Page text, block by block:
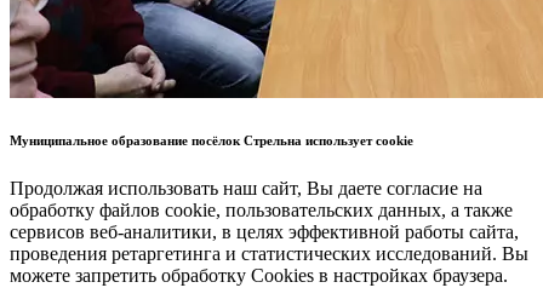
Муниципальное образование посёлок Стрельна использует cookie
Продолжая использовать наш сайт, Вы даете согласие на
обработку файлов cookie, пользовательских данных, а также
сервисов веб-аналитики, в целях эффективной работы сайта,
проведения ретаргетинга и статистических исследований. Вы
можете запретить обработку Cookies в настройках браузера.